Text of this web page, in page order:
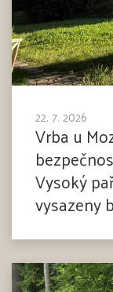
22. 7. 2026
Vrba u
Vysoký
vysazeny